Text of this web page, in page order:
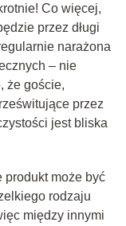
Co więcej,
przez długi
narażona
– nie
że goście,
przez
jest bliska
produkt może być
rodzaju
między innymi